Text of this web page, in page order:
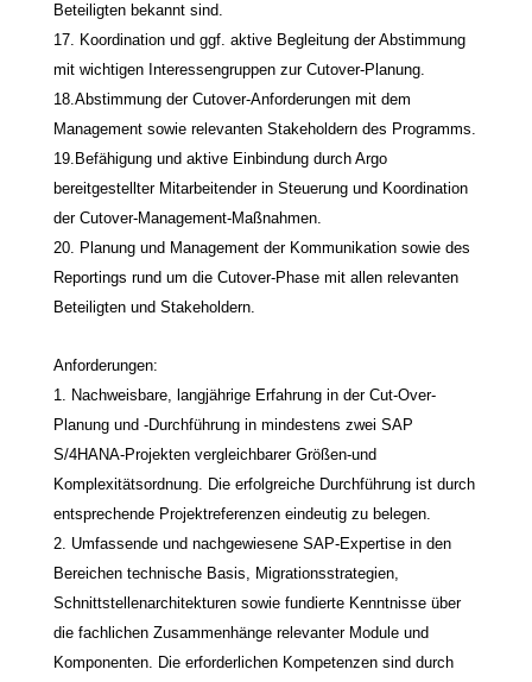
Beteiligten bekannt sind.
17. Koordination und ggf. aktive Begleitung der Abstimmung
mit wichtigen Interessengruppen zur Cutover-Planung.
18.Abstimmung der Cutover-Anforderungen mit dem
Management sowie relevanten Stakeholdern des Programms.
19.Befähigung und aktive Einbindung durch Argo
bereitgestellter Mitarbeitender in Steuerung und Koordination
der Cutover-Management-Maßnahmen.
20. Planung und Management der Kommunikation sowie des
Reportings rund um die Cutover-Phase mit allen relevanten
Beteiligten und Stakeholdern.
Anforderungen:
1. Nachweisbare, langjährige Erfahrung in der Cut-Over-
Planung und -Durchführung in mindestens zwei SAP
S/4HANA-Projekten vergleichbarer Größen-und
Komplexitätsordnung. Die erfolgreiche Durchführung ist durch
entsprechende Projektreferenzen eindeutig zu belegen.
2. Umfassende und nachgewiesene SAP-Expertise in den
Bereichen technische Basis, Migrationsstrategien,
Schnittstellenarchitekturen sowie fundierte Kenntnisse über
die fachlichen Zusammenhänge relevanter Module und
Komponenten. Die erforderlichen Kompetenzen sind durch